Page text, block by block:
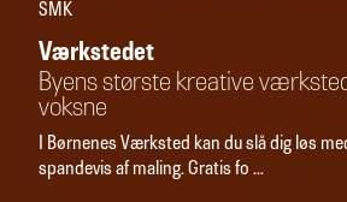
SMK
Værkstedet
Byens største kreative
voksne
I Børnenes Værksted kan du slå dig løs
spandevis af maling. Gratis fo ...